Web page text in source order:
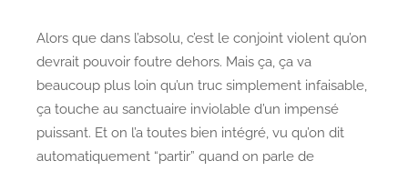
Alors que dans l’absolu, c’est le conjoint violent qu’on
devrait pouvoir foutre dehors. Mais ça, ça va
beaucoup plus loin qu’un truc simplement infaisable,
ça touche au sanctuaire inviolable d’un impensé
puissant. Et on l’a toutes bien intégré, vu qu’on dit
automatiquement “partir” quand on parle de